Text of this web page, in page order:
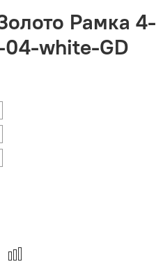
Рамка 4-
04-white-GD